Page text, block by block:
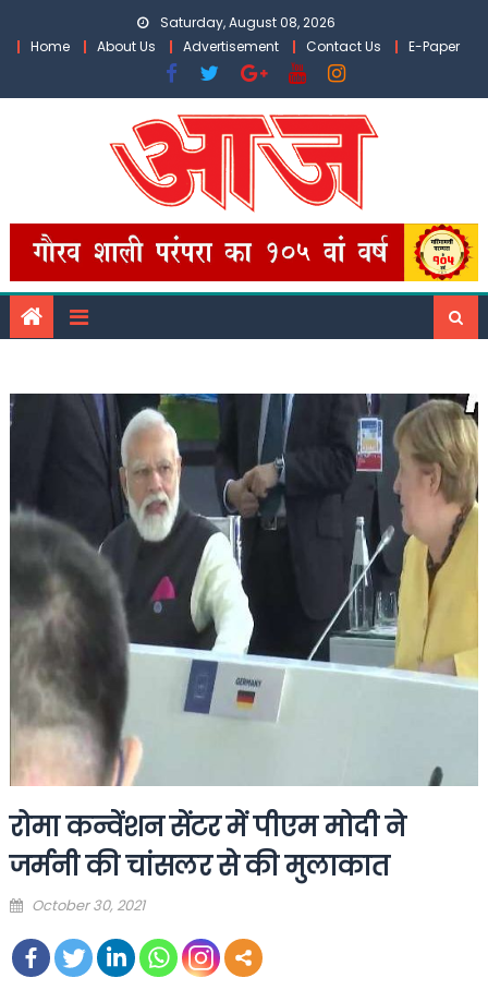
Saturday, August 08, 2026
Home
About Us Advertisement Contact Us E-Paper
रोमा कन्वेंशन सेंटर में पीएम मोदी ने
जर्मनी की चांसलर से की मुलाकात
Posted
October 30, 2021